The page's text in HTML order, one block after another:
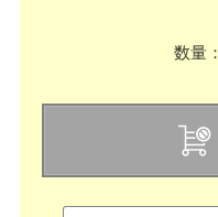
数量：